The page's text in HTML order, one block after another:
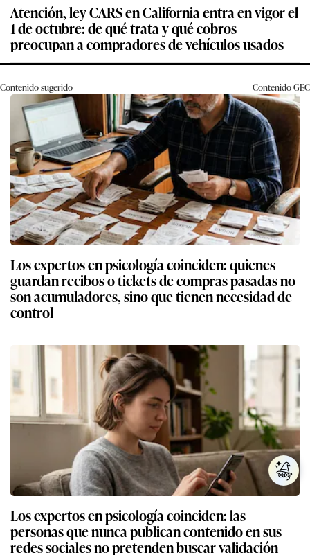
Atención, ley CARS en California entra en vigor el
1 de octubre: de qué trata y qué cobros
preocupan a compradores de vehículos usados
Contenido sugerido ContenidoGEC
Los expertos en psicología coinciden: quienes
guardan recibos o tickets de compras pasadas no
son acumuladores, sino que tienen necesidad de
control
Los expertos en psicología coinciden: las
personas que nunca publican contenido en sus
redes sociales no pretenden buscar validación